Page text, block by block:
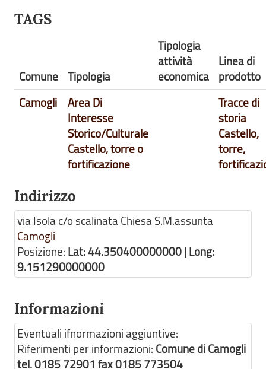
TAGS
Comune Tipologia
Tipologia
attività
economica
Linea di
prodotto
Camogli
Area Di
Interesse
Storico/Culturale
Castello, torre o
fortificazione
Tracce di
storia
Castello,
torre,
Indirizzo
via Isola c/o scalinata Chiesa S.M.assunta
Camogli
Posizione: Lat: 44.350400000000 | Long:
9.151290000000
Informazioni
Eventuali ifnormazioni aggiuntive:
Riferimenti per informazioni: Comune di Camogli
tel. 0185 72901 fax 0185 773504